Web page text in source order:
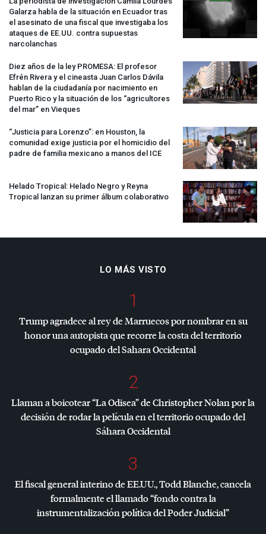
Galarza habla de la situación en Ecuador tras
el asesinato de una fiscal que investigaba los
ataques de EE.UU. contra supuestas
narcolanchas
Diez años de la ley PROMESA: El profesor
Efrén Rivera y el cineasta Juan Carlos Dávila
hablan de la ciudadanía por nacimiento en
Puerto Rico y la situación de los “agricultores
del mar” en Vieques
“Justicia para Lorenzo”: en Houston, la
comunidad exige justicia por el homicidio del
padre de familia mexicano a manos del ICE
Helado Tropical: Helado Negro y Reyna
Tropical lanzan su primer álbum colaborativo
LO MÁS VISTO
1
Trump agradece al rey de Marruecos por nombrar en su
honor una autopista que recorre la costa del territorio
ocupado del Sahara Occidental
2
Llaman a boicotear “La Odisea” de Christopher Nolan por la
decisión de rodar la película en el territorio ocupado del
Sáhara Occidental
3
El fiscal general interino de EE.UU., Todd Blanche, cancela
formalmente el llamado “fondo contra la
instrumentalización política del Poder Judicial”